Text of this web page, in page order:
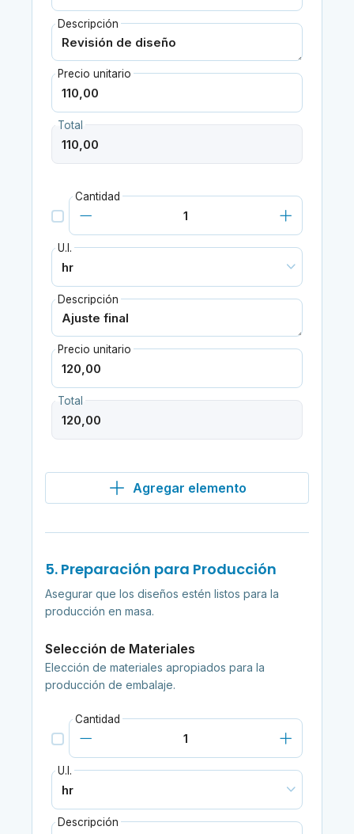
Descripción
Precio unitario
Total
Cantidad
U.I.
Descripción
Precio unitario
Total
Agregar elemento
5. Preparación para Producción
Asegurar que los diseños estén listos para la
producción en masa.
Selección de Materiales
Elección de materiales apropiados para la
producción de embalaje.
Cantidad
U.I.
Descripción